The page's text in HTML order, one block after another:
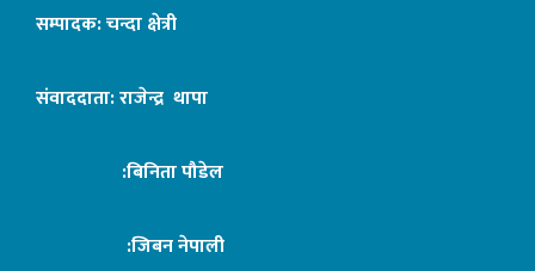
सम्पादक: चन्दा क्षेत्री
संवाददाता: राजेन्द्र थापा
:बिनिता पौडेल
:जिबन नेपाली